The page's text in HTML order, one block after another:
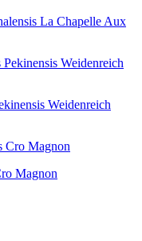
La Chapelle Aux
Weidenreich
Magnon